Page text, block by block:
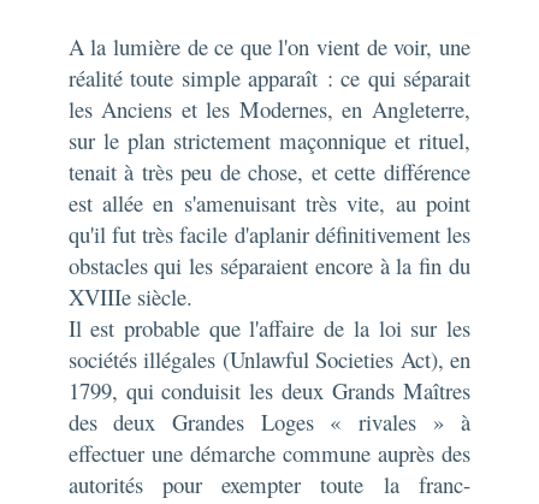
A la lumière de ce que l'on vient de voir, une
réalité toute simple apparaît : ce qui séparait
les Anciens et les Modernes, en Angleterre,
sur le plan strictement maçonnique et rituel,
tenait à très peu de chose, et cette différence
est allée en s'amenuisant très vite, au point
qu'il fut très facile d'aplanir définitivement les
obstacles qui les séparaient encore à la fin du
XVIIIe siècle.
Il est probable que l'affaire de la loi sur les
sociétés illégales (Unlawful Societies Act), en
1799, qui conduisit les deux Grands Maîtres
des deux Grandes Loges « rivales » à
effectuer une démarche commune auprès des
autorités pour exempter toute la franc-